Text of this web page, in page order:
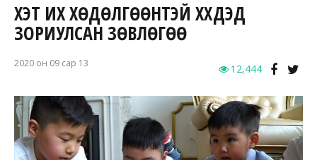
ХЭТ ИХ ХӨДӨЛГӨӨНТЭЙ ХҮҮХДЭД
ЗОРИУЛСАН ЗӨВЛӨГӨӨ
2020 он 09 сар 13 12,444